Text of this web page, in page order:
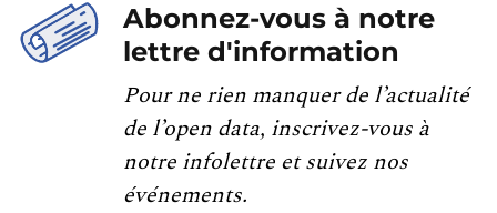
Abonnez-vous à notre
lettre d'information
Pour ne rien manquer de l’actualité
de l’open data, inscrivez-vous à
notre infolettre et suivez nos
événements.